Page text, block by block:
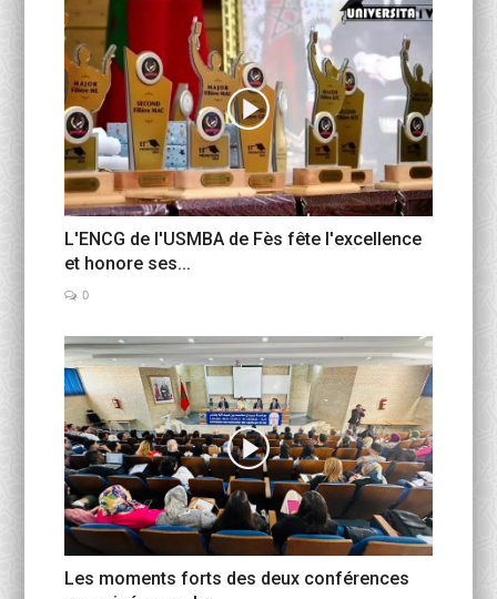
L'ENCG de l'USMBA de Fès fête l'excellence
et honore ses...
0
Les moments forts des deux conférences